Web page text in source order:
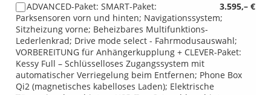
3.595,– €
ADVANCED-Paket: SMART-Paket:
Parksensoren vorn und hinten; Navigationssystem;
Sitzheizung vorne; Beheizbares Multifunktions-
Lederlenkrad; Drive mode select - Fahrmodusauswahl;
VORBEREITUNG für Anhängerkupplung + CLEVER-Paket:
Kessy Full – Schlüsselloses Zugangssystem mit
automatischer Verriegelung beim Entfernen; Phone Box
Qi2 (magnetisches kabelloses Laden); Elektrische